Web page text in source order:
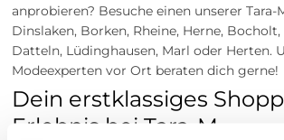
anprobieren? Besuche einen unserer Tara-
Dinslaken, Borken, Rheine, Herne, Bocholt,
Datteln, Lüdinghausen, Marl oder Herten.
Modeexperten vor Ort beraten dich gerne!
Dein erstklassiges
Erlebnis bei Tara-M